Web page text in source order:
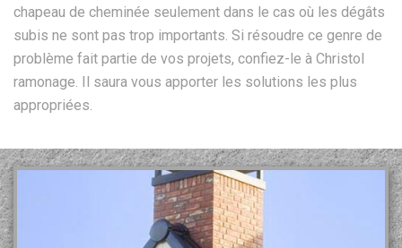
chapeau de cheminée seulement dans le cas où les dégâts
subis ne sont pas trop importants. Si résoudre ce genre de
problème fait partie de vos projets, confiez-le à Christol
ramonage. Il saura vous apporter les solutions les plus
appropriées.